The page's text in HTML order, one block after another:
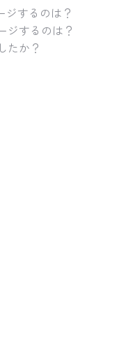
ジするのは？
ジするのは？
たか？